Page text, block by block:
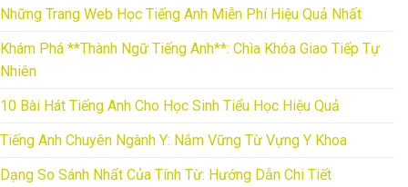
Những Trang Web Học Tiếng Anh Miễn Phí Hiệu Quả Nhất
Khám Phá **Thành Ngữ Tiếng Anh**: Chìa Khóa Giao Tiếp Tự
Nhiên
10 Bài Hát Tiếng Anh Cho Học Sinh Tiểu Học Hiệu Quả
Tiếng Anh Chuyên Ngành Y: Nắm Vững Từ Vựng Y Khoa
Dạng So Sánh Nhất Của Tính Từ: Hướng Dẫn Chi Tiết